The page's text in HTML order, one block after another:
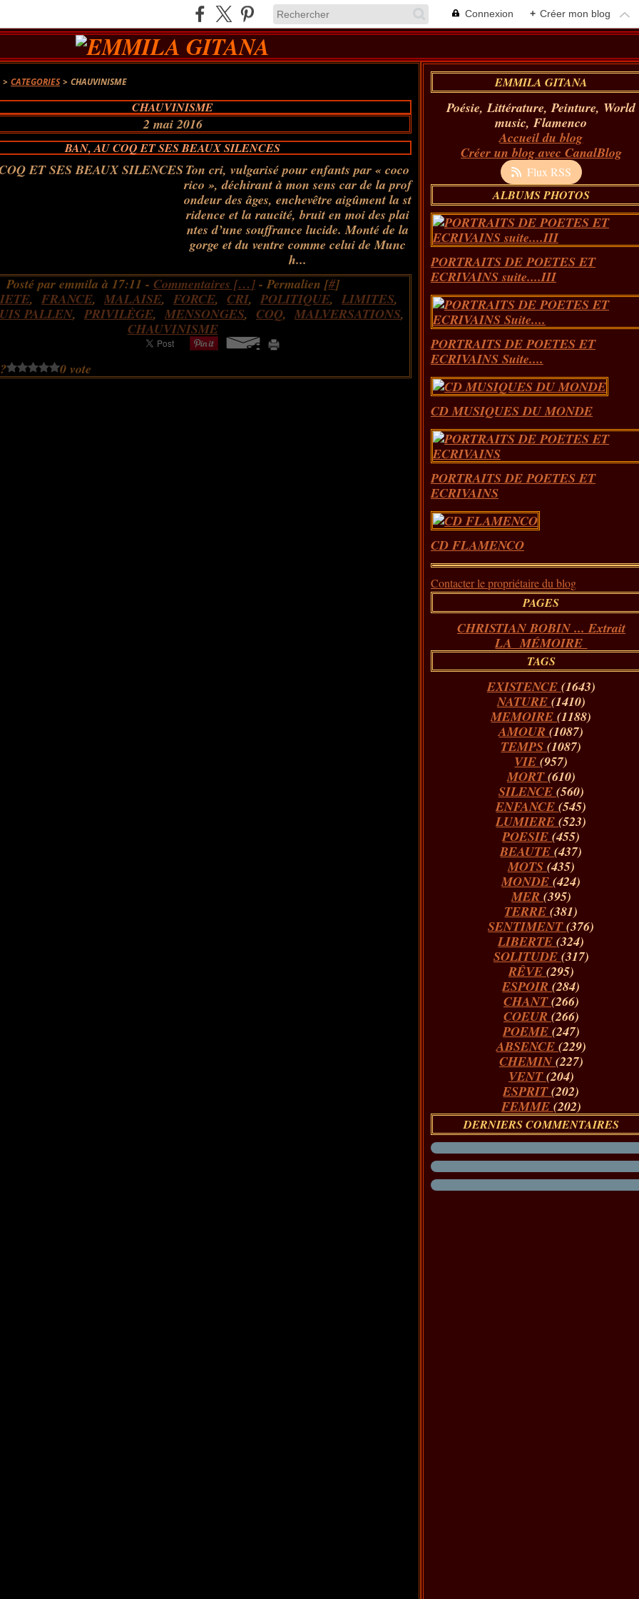
Connexion + Créer mon blog
> CATEGORIES > CHAUVINISME
CHAUVINISME
2 mai 2016
BAN, AU COQ ET SES BEAUX SILENCES
Ton cri, vulgarisé pour enfants par « coco
rico », déchirant à mon sens car de la prof
ondeur des âges, enchevêtre aigûment la st
ridence et la raucité, bruit en moi des plai
ntes d’une souffrance lucide. Monté de la
gorge et du ventre comme celui de Munc
h...
Posté par emmila à 17:11 - Commentaires […]- Permalien [#]
, FRANCE, MALAISE, FORCE, CRI, POLITIQUE, LIMITES,
PALLEN, PRIVILÈGE, MENSONGES, COQ, MALVERSATIONS,
CHAUVINISME
0 vote
EMMILA GITANA
Poésie, Littérature, Peinture, World
music, Flamenco
Accueil du blog
Créer un blog avec CanalBlog
Flux RSS
ALBUMS PHOTOS
PORTRAITS DE POETES ET
ECRIVAINS suite....III
PORTRAITS DE POETES ET
ECRIVAINS Suite....
CD MUSIQUES DU MONDE
PORTRAITS DE POETES ET
ECRIVAINS
CD FLAMENCO
Contacter le propriétaire du blog
PAGES
CHRISTIAN BOBIN ... Extrait
LA MÉMOIRE
TAGS
EXISTENCE (1643)
NATURE (1410)
MEMOIRE(1188)
AMOUR(1087)
TEMPS(1087)
VIE(957)
MORT(610)
SILENCE (560)
ENFANCE(545)
LUMIERE(523)
POESIE(455)
BEAUTE(437)
MOTS (435)
MONDE(424)
MER (395)
TERRE(381)
SENTIMENT(376)
LIBERTE(324)
SOLITUDE (317)
RÊVE (295)
ESPOIR(284)
CHANT(266)
COEUR (266)
POEME (247)
ABSENCE (229)
CHEMIN(227)
VENT(204)
ESPRIT(202)
FEMME (202)
DERNIERS COMMENTAIRES